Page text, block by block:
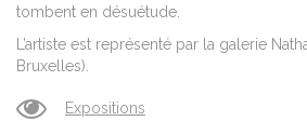
tombent en désuétude.
L’artiste est représenté par la galerie
Bruxelles).
Expositions